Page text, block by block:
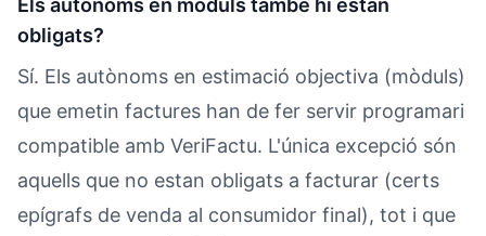
obligats?
Sí. Els autònoms en estimació objectiva (mòduls)
que emetin factures han de fer servir programari
compatible amb VeriFactu. L'única excepció són
aquells que no estan obligats a facturar (certs
epígrafs de venda al consumidor final), tot i que